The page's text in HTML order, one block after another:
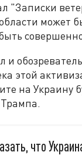
"Записки
может
этой
на Украину
что